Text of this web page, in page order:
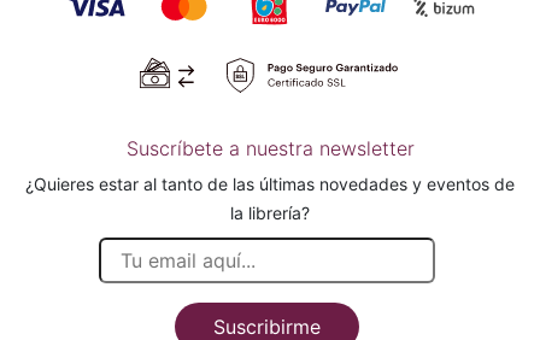
Suscríbete a nuestra newsletter
¿Quieres estar al tanto de las últimas novedades y eventos de
la librería?
Suscribirme